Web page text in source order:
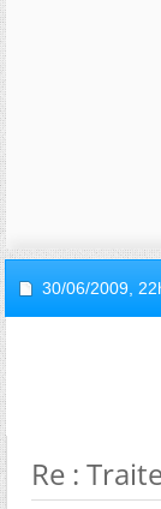
30/06/2009,
Re :